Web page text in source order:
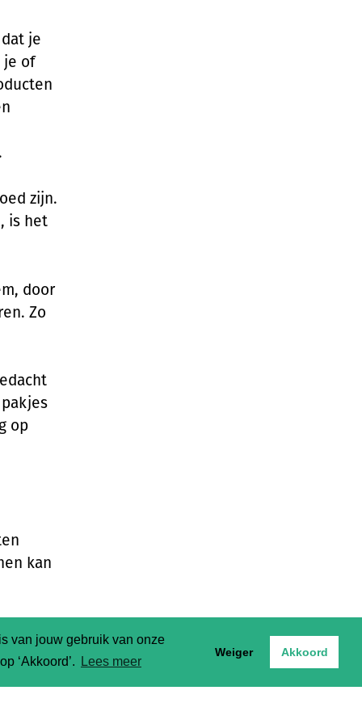
van jouw gebruik van onze
‘Akkoord’.
Lees meer
Weiger Akkoord
je
je of
zijn.
is het
door
Zo
op
kan